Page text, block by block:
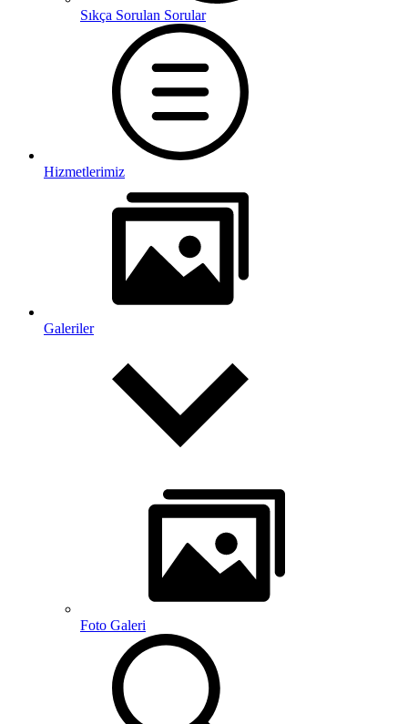
Sıkça Sorulan Sorular
Hizmetlerimiz
Galeriler
Foto Galeri